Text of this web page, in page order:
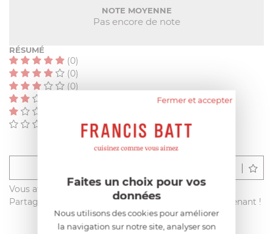
NOTE MOYENNE
Pas encore de note
RÉSUMÉ
(0)
(0)
(0)
Vous avez acheté ce produit sur francisbatt.com ?
Partagez votre avis avec les autres clients dès maintenant !
Fermer et accepter
Faites un choix pour vos
données
Nous utilisons des cookies pour améliorer
la navigation sur notre site, analyser son